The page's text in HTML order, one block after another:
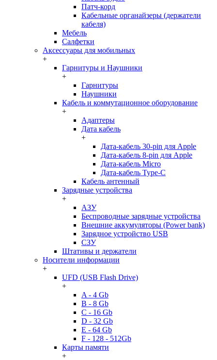
Патч-корд
Кабельные органайзеры (держатели
кабеля)
Мебель
Салфетки
Аксессуары для мобильных
+
Гарнитуры и Наушники
+
Гарнитуры
Наушники
Кабель и коммутационное оборудование
+
Адаптеры
Дата кабель
+
Дата-кабель 30-pin для Apple
Дата-кабель 8-pin для Apple
Дата-кабель Micro
Дата-кабель Type-C
Кабель антенный
Зарядные устройства
+
АЗУ
Беспроводные зарядные устройства
Внешние аккумуляторы (Power bank)
Зарядное устройство USB
СЗУ
Штативы и держатели
Носители информации
+
UFD (USB Flash Drive)
+
A - 4 Gb
B - 8 Gb
C - 16 Gb
D - 32 Gb
E - 64 Gb
F - 128 - 512Gb
Карты памяти
+